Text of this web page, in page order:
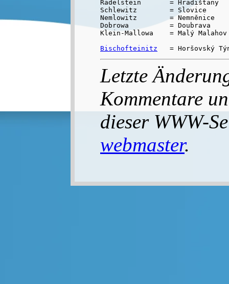
Radelstein       = Hradištany
Schlewitz        = Slovice
Nemlowitz        = Nemněnice
Dobrowa          = Doubrava
Klein-Mallowa    = Malý Malahov
Bischofteinitz
Letzte
Kommentare
dieser WWW-
webmaster.